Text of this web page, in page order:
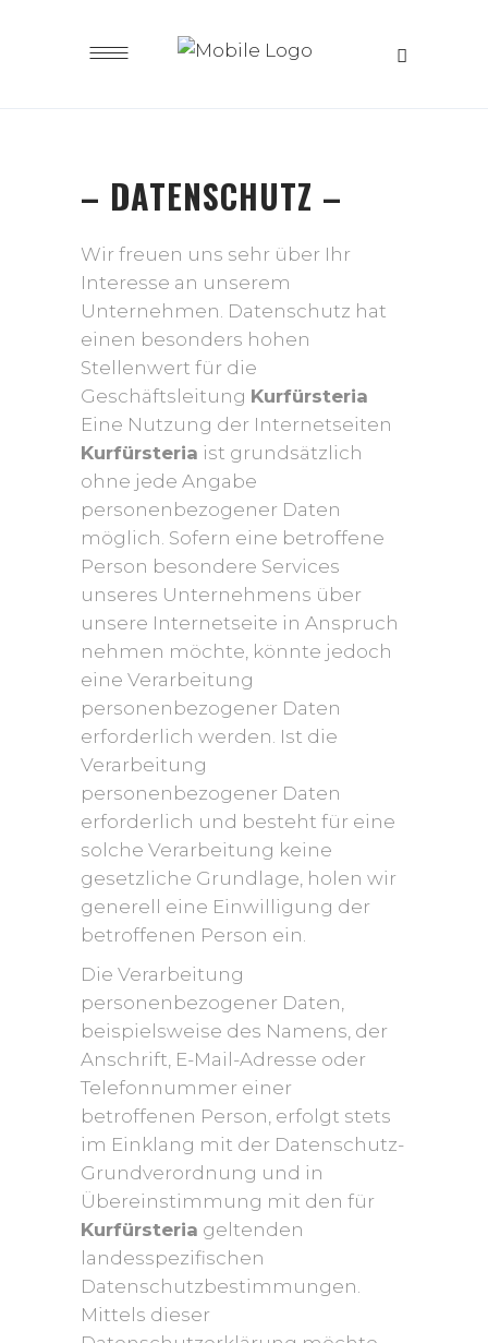
– DATENSCHUTZ –
Wir freuen uns sehr über Ihr
Interesse an unserem
Unternehmen. Datenschutz hat
einen besonders hohen
Stellenwert für die
Geschäftsleitung Kurfürsteria
Eine Nutzung der Internetseiten
Kurfürsteria ist grundsätzlich
ohne jede Angabe
personenbezogener Daten
möglich. Sofern eine betroffene
Person besondere Services
unseres Unternehmens über
unsere Internetseite in Anspruch
nehmen möchte, könnte jedoch
eine Verarbeitung
personenbezogener Daten
erforderlich werden. Ist die
Verarbeitung
personenbezogener Daten
erforderlich und besteht für eine
solche Verarbeitung keine
gesetzliche Grundlage, holen wir
generell eine Einwilligung der
betroffenen Person ein.
Die Verarbeitung
personenbezogener Daten,
beispielsweise des Namens, der
Anschrift, E-Mail-Adresse oder
Telefonnummer einer
betroffenen Person, erfolgt stets
im Einklang mit der Datenschutz-
Grundverordnung und in
Übereinstimmung mit den für
Kurfürsteria geltenden
landesspezifischen
Datenschutzbestimmungen.
Mittels dieser